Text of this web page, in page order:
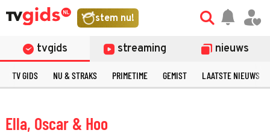
stem nu!
tvgids streaming nieuws
TV GIDS NU & STRAKS PRIMETIME GEMIST LAATSTE NIEUWS
Ella, Oscar & Hoo